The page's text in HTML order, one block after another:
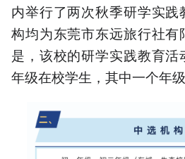
内举行了两次秋季研学实
构均为东莞市东远旅行社有
是，该校的研学实践教育
年级在校学生，其中一个年级